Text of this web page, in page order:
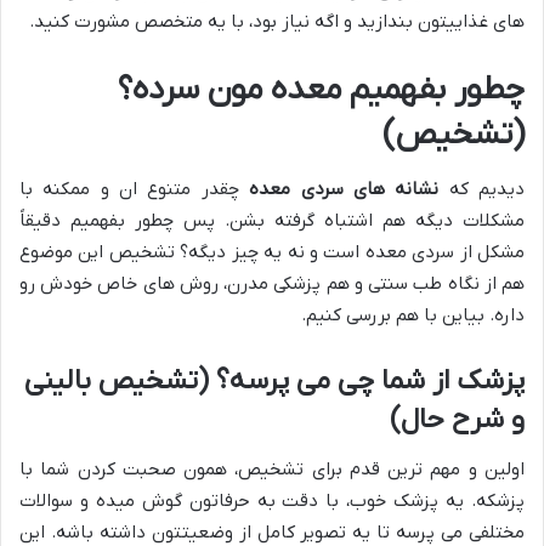
های غذاییتون بندازید و اگه نیاز بود، با یه متخصص مشورت کنید.
چطور بفهمیم معده مون سرده؟
(تشخیص)
دیدیم که نشانه های سردی معدهچقدر متنوع ان و ممکنه با
مشکلات دیگه هم اشتباه گرفته بشن. پس چطور بفهمیم دقیقاً
مشکل از سردی معده است و نه یه چیز دیگه؟ تشخیص این موضوع
هم از نگاه طب سنتی و هم پزشکی مدرن، روش های خاص خودش رو
داره. بیاین با هم بررسی کنیم.
پزشک از شما چی می پرسه؟ (تشخیص بالینی
و شرح حال)
اولین و مهم ترین قدم برای تشخیص، همون صحبت کردن شما با
پزشکه. یه پزشک خوب، با دقت به حرفاتون گوش میده و سوالات
مختلفی می پرسه تا یه تصویر کامل از وضعیتتون داشته باشه. این